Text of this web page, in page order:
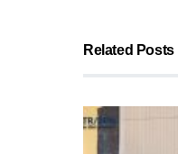
Related Posts